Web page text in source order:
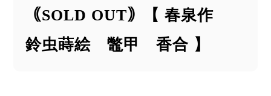
｟SOLD OUT｠【 春泉作
鈴虫蒔絵 鼈甲 香合 】